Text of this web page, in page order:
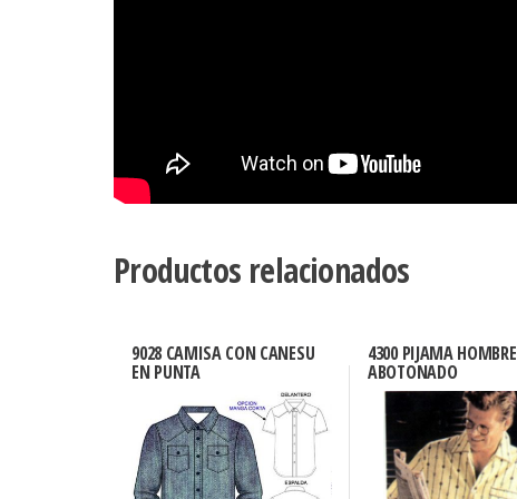
Productos relacionados
9028 CAMISA CON CANESU
EN PUNTA
4300 PIJAMA HOMBRE
ABOTONADO